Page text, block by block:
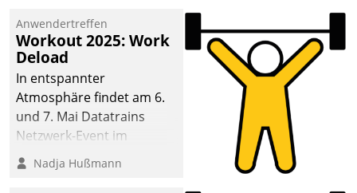
Anwendertreffen
Workout 2025: Work
Deload
In entspannter
Atmosphäre findet am 6.
und 7. Mai Datatrains
Netzwerk-Event im
Kunden- und Partnerkreis
statt. Zentrale Frage: Wie
Nadja Hußmann